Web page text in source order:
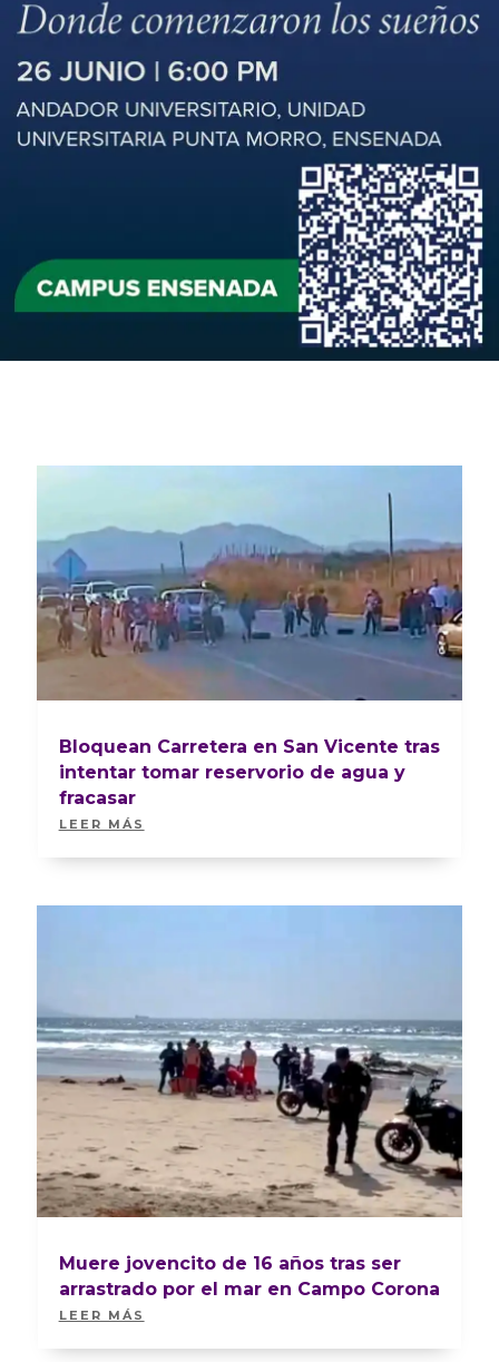
Bloquean Carretera en San Vicente tras
intentar tomar reservorio de agua y
fracasar
LEER MÁS
Muere jovencito de 16 años tras ser
arrastrado por el mar en Campo Corona
LEER MÁS